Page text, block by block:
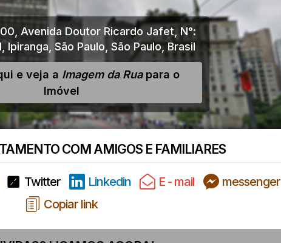
Avenida Doutor Ricardo Jafet N°:
,Ipiranga São Paulo São Paulo Brasil
e veja a Imagem da Ruapara o
Imóvel
COM AMIGOS E FAMILIARES
Twitter Linkedin E - mail
messenger
Copiar link